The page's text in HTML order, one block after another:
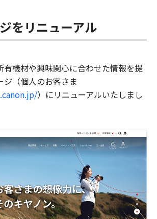
をリニューアル
有機材や興味関心に合わせた情報を提
ジ（個人のお客さま
）にリニューアルいたしまし